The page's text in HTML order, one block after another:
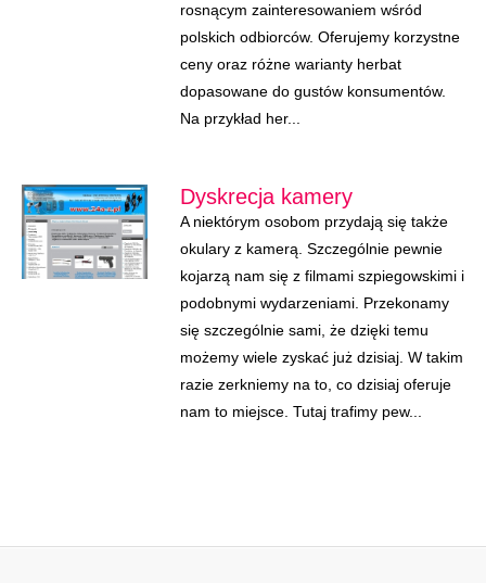
rosnącym zainteresowaniem wśród
polskich odbiorców. Oferujemy korzystne
ceny oraz różne warianty herbat
dopasowane do gustów konsumentów.
Na przykład her...
Dyskrecja kamery
A niektórym osobom przydają się także
okulary z kamerą. Szczególnie pewnie
kojarzą nam się z filmami szpiegowskimi i
podobnymi wydarzeniami. Przekonamy
się szczególnie sami, że dzięki temu
możemy wiele zyskać już dzisiaj. W takim
razie zerkniemy na to, co dzisiaj oferuje
nam to miejsce. Tutaj trafimy pew...